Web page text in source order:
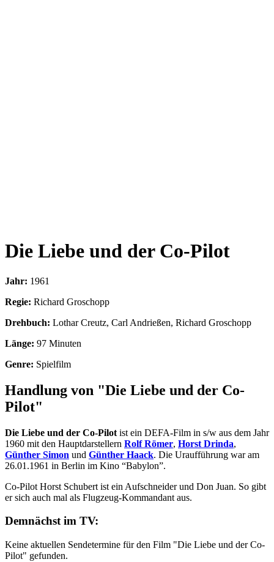
Die Liebe und der Co-Pilot
Jahr: 1961
Regie: Richard Groschopp
Drehbuch: Lothar Creutz, Carl Andrießen, Richard Groschopp
Länge: 97 Minuten
Genre: Spielfilm
Handlung von "Die Liebe und der Co-
Pilot"
Die Liebe und der Co-Pilot ist ein DEFA-Film in s/w aus dem Jahr
1960 mit den Hauptdarstellern Rolf Römer, Horst Drinda,
Günther Simon und Günther Haack. Die Uraufführung war am
26.01.1961 in Berlin im Kino “Babylon”.
Co-Pilot Horst Schubert ist ein Aufschneider und Don Juan. So gibt
er sich auch mal als Flugzeug-Kommandant aus.
Demnächst im TV:
Keine aktuellen Sendetermine für den Film "Die Liebe und der Co-
Pilot" gefunden.